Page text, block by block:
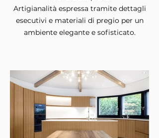
Artigianalità espressa tramite dettagli
esecutivi e materiali di pregio per un
ambiente elegante e sofisticato.